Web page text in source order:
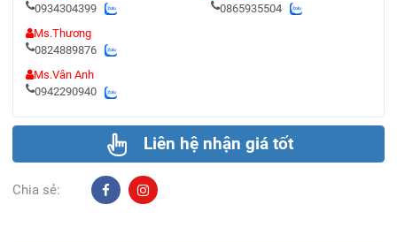
0934304399
Ms.Thương
0824889876
Ms.Vân Anh
0942290940
0865935504
Liên hệ nhận giá tốt
Chia sẻ: